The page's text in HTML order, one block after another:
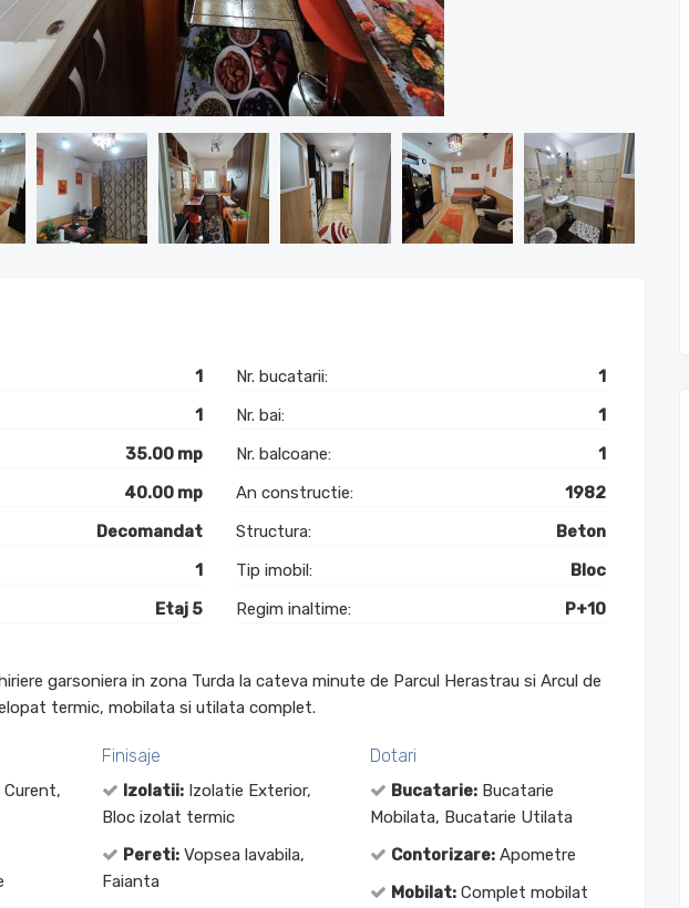
1
1
35.00 mp
40.00 mp
Decomandat
1
Etaj 5
Nr. bucatarii:
1
Nr. bai:
1
Nr. balcoane:
1
An constructie:
1982
Structura:
Beton
Tip imobil:
Bloc
Regim inaltime:
P+10
garsoniera in zona Turda la cateva minute de Parcul Herastrau si Arcul de
termic, mobilata si utilata complet.
Curent,
Finisaje
Izolatii:Izolatie Exterior,
Bloc izolat termic
Pereti:Vopsea lavabila,
Faianta
Dotari
Bucatarie: Bucatarie
Mobilata, Bucatarie Utilata
Contorizare: Apometre
Mobilat: Complet mobilat